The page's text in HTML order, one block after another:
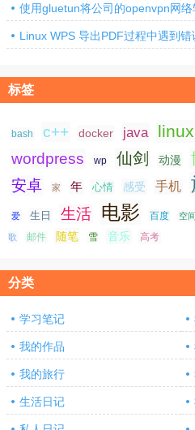
使用gluetun将公司的openvpn网络
Linux WPS 导出PDF过程中遇到
标签
bash c++ docker java linux
wordpress wp 仙剑 动漫
安卓 家 年 心情 感受 手机
爱 生日 生活 电影 百度 空间
歌 邮件 随笔 雪 音乐 高考
分类
学习笔记
我的作品
我的旅行
生活日记